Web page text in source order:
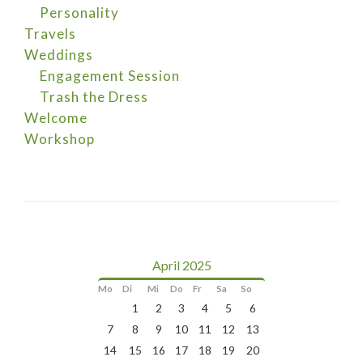
Personality
Travels
Weddings
Engagement Session
Trash the Dress
Welcome
Workshop
April 2025
Mo Di Mi Do Fr Sa So
1 2 3 4 5
6
7
8 9 10 11 12
13
14
15 16 17 18 19
20